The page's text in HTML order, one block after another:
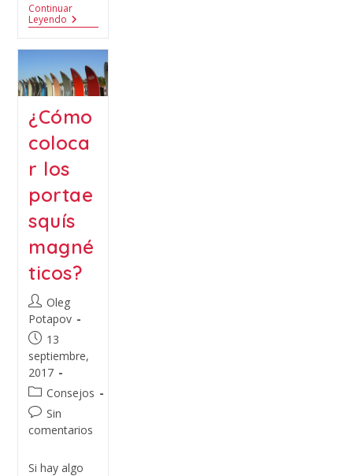
Continuar
Leyendo
¿Cómo
coloca
r los
portae
squís
magné
ticos?
Oleg
Potapov
13
septiembre,
2017
Consejos
Sin
comentarios
Si hay algo